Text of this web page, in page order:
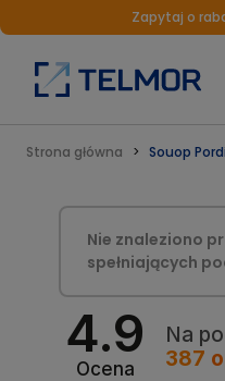
Zapytaj o
Strona główna Souop
Nie znaleziono
spełniających
4.9
Ocena
Na
387